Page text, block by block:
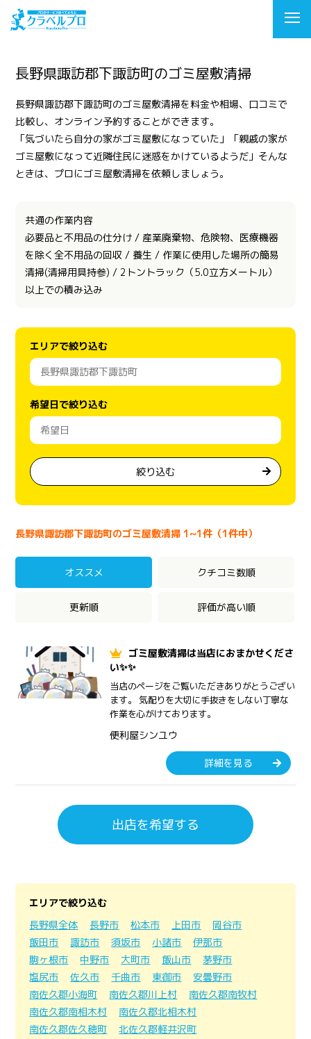
長野県諏訪郡下諏訪町のゴミ屋敷清掃
長野県諏訪郡下諏訪町のゴミ屋敷清掃を料金や相場、口コミで
比較し、オンライン予約することができます。
「気づいたら自分の家がゴミ屋敷になっていた」「親戚の家が
ゴミ屋敷になって近隣住民に迷惑をかけているようだ」そんな
ときは、プロにゴミ屋敷清掃を依頼しましょう。
共通の作業内容
必要品と不用品の仕分け / 産業廃棄物、危険物、医療機器
を除く全不用品の回収 / 養生 / 作業に使用した場所の簡易
清掃(清掃用具持参) / 2トントラック（5.0立方メートル）
以上での積み込み
エリアで絞り込む
希望日で絞り込む
絞り込む
長野県諏訪郡下諏訪町のゴミ屋敷清掃 1~1件（1件中）
オススメ クチコミ数順
更新順 評価が高い順
ゴミ屋敷清掃は当店におまかせくださ
い✨✨
当店のページをご覧いただきありがとうござい
ます。 気配りを大切に手抜きをしない丁寧な
作業を心がけております。
便利屋シンユウ
詳細を見る
出店を希望する
エリアで絞り込む
長野県全体
長野市 松本市 上田市
岡谷市
飯田市
諏訪市 須坂市 小諸市
伊那市
駒ヶ根市
中野市 大町市 飯山市
茅野市
塩尻市
佐久市 千曲市 東御市
安曇野市
南佐久郡小海町
南佐久郡川上村
南佐久郡南牧村
南佐久郡南相木村
南佐久郡北相木村
南佐久郡佐久穂町
北佐久郡軽井沢町